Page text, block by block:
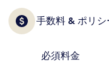
手数料 & ポリシ
必須料金